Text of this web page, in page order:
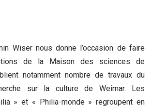
Wiser nous donne l’occasion de faire
de la Maison des sciences de
notamment nombre de travaux du
sur la culture de Weimar. Les
» et « Philia-monde » regroupent en